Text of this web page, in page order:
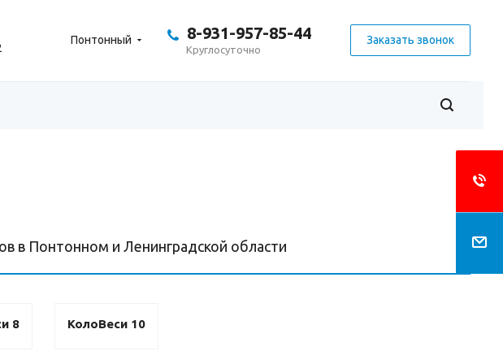
Понтонный 8-931-957-85-44
Круглосуточно
Заказать звонок
в Понтонном и Ленинградской области
8 КолоВеси 10